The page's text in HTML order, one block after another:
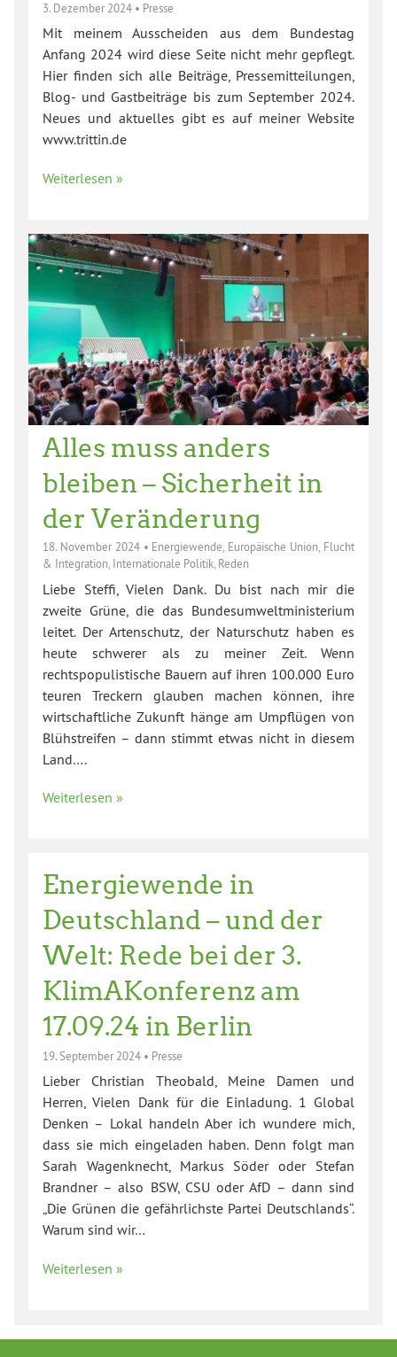
3. Dezember 2024 • Presse
Mit meinem Ausscheiden aus dem Bundestag
Anfang 2024 wird diese Seite nicht mehr gepflegt.
Hier finden sich alle Beiträge, Pressemitteilungen,
Blog- und Gastbeiträge bis zum September 2024.
Neues und aktuelles gibt es auf meiner Website
www.trittin.de
Weiterlesen »
Alles muss anders
bleiben – Sicherheit in
der Veränderung
18. November 2024• Energiewende, Europäische Union, Flucht
& Integration, Internationale Politik, Reden
Liebe Steffi, Vielen Dank. Du bist nach mir die
zweite Grüne, die das Bundesumweltministerium
leitet. Der Artenschutz, der Naturschutz haben es
heute schwerer als zu meiner Zeit. Wenn
rechtspopulistische Bauern auf ihren 100.000 Euro
teuren Treckern glauben machen können, ihre
wirtschaftliche Zukunft hänge am Umpflügen von
Blühstreifen – dann stimmt etwas nicht in diesem
Land….
Weiterlesen »
Energiewende in
Deutschland – und der
Welt: Rede bei der 3.
KlimAKonferenz am
17.09.24 in Berlin
19. September 2024 • Presse
Lieber Christian Theobald, Meine Damen und
Herren, Vielen Dank für die Einladung. 1 Global
Denken – Lokal handeln Aber ich wundere mich,
dass sie mich eingeladen haben. Denn folgt man
Sarah Wagenknecht, Markus Söder oder Stefan
Brandner – also BSW, CSU oder AfD – dann sind
„Die Grünen die gefährlichste Partei Deutschlands“.
Warum sind wir…
Weiterlesen »